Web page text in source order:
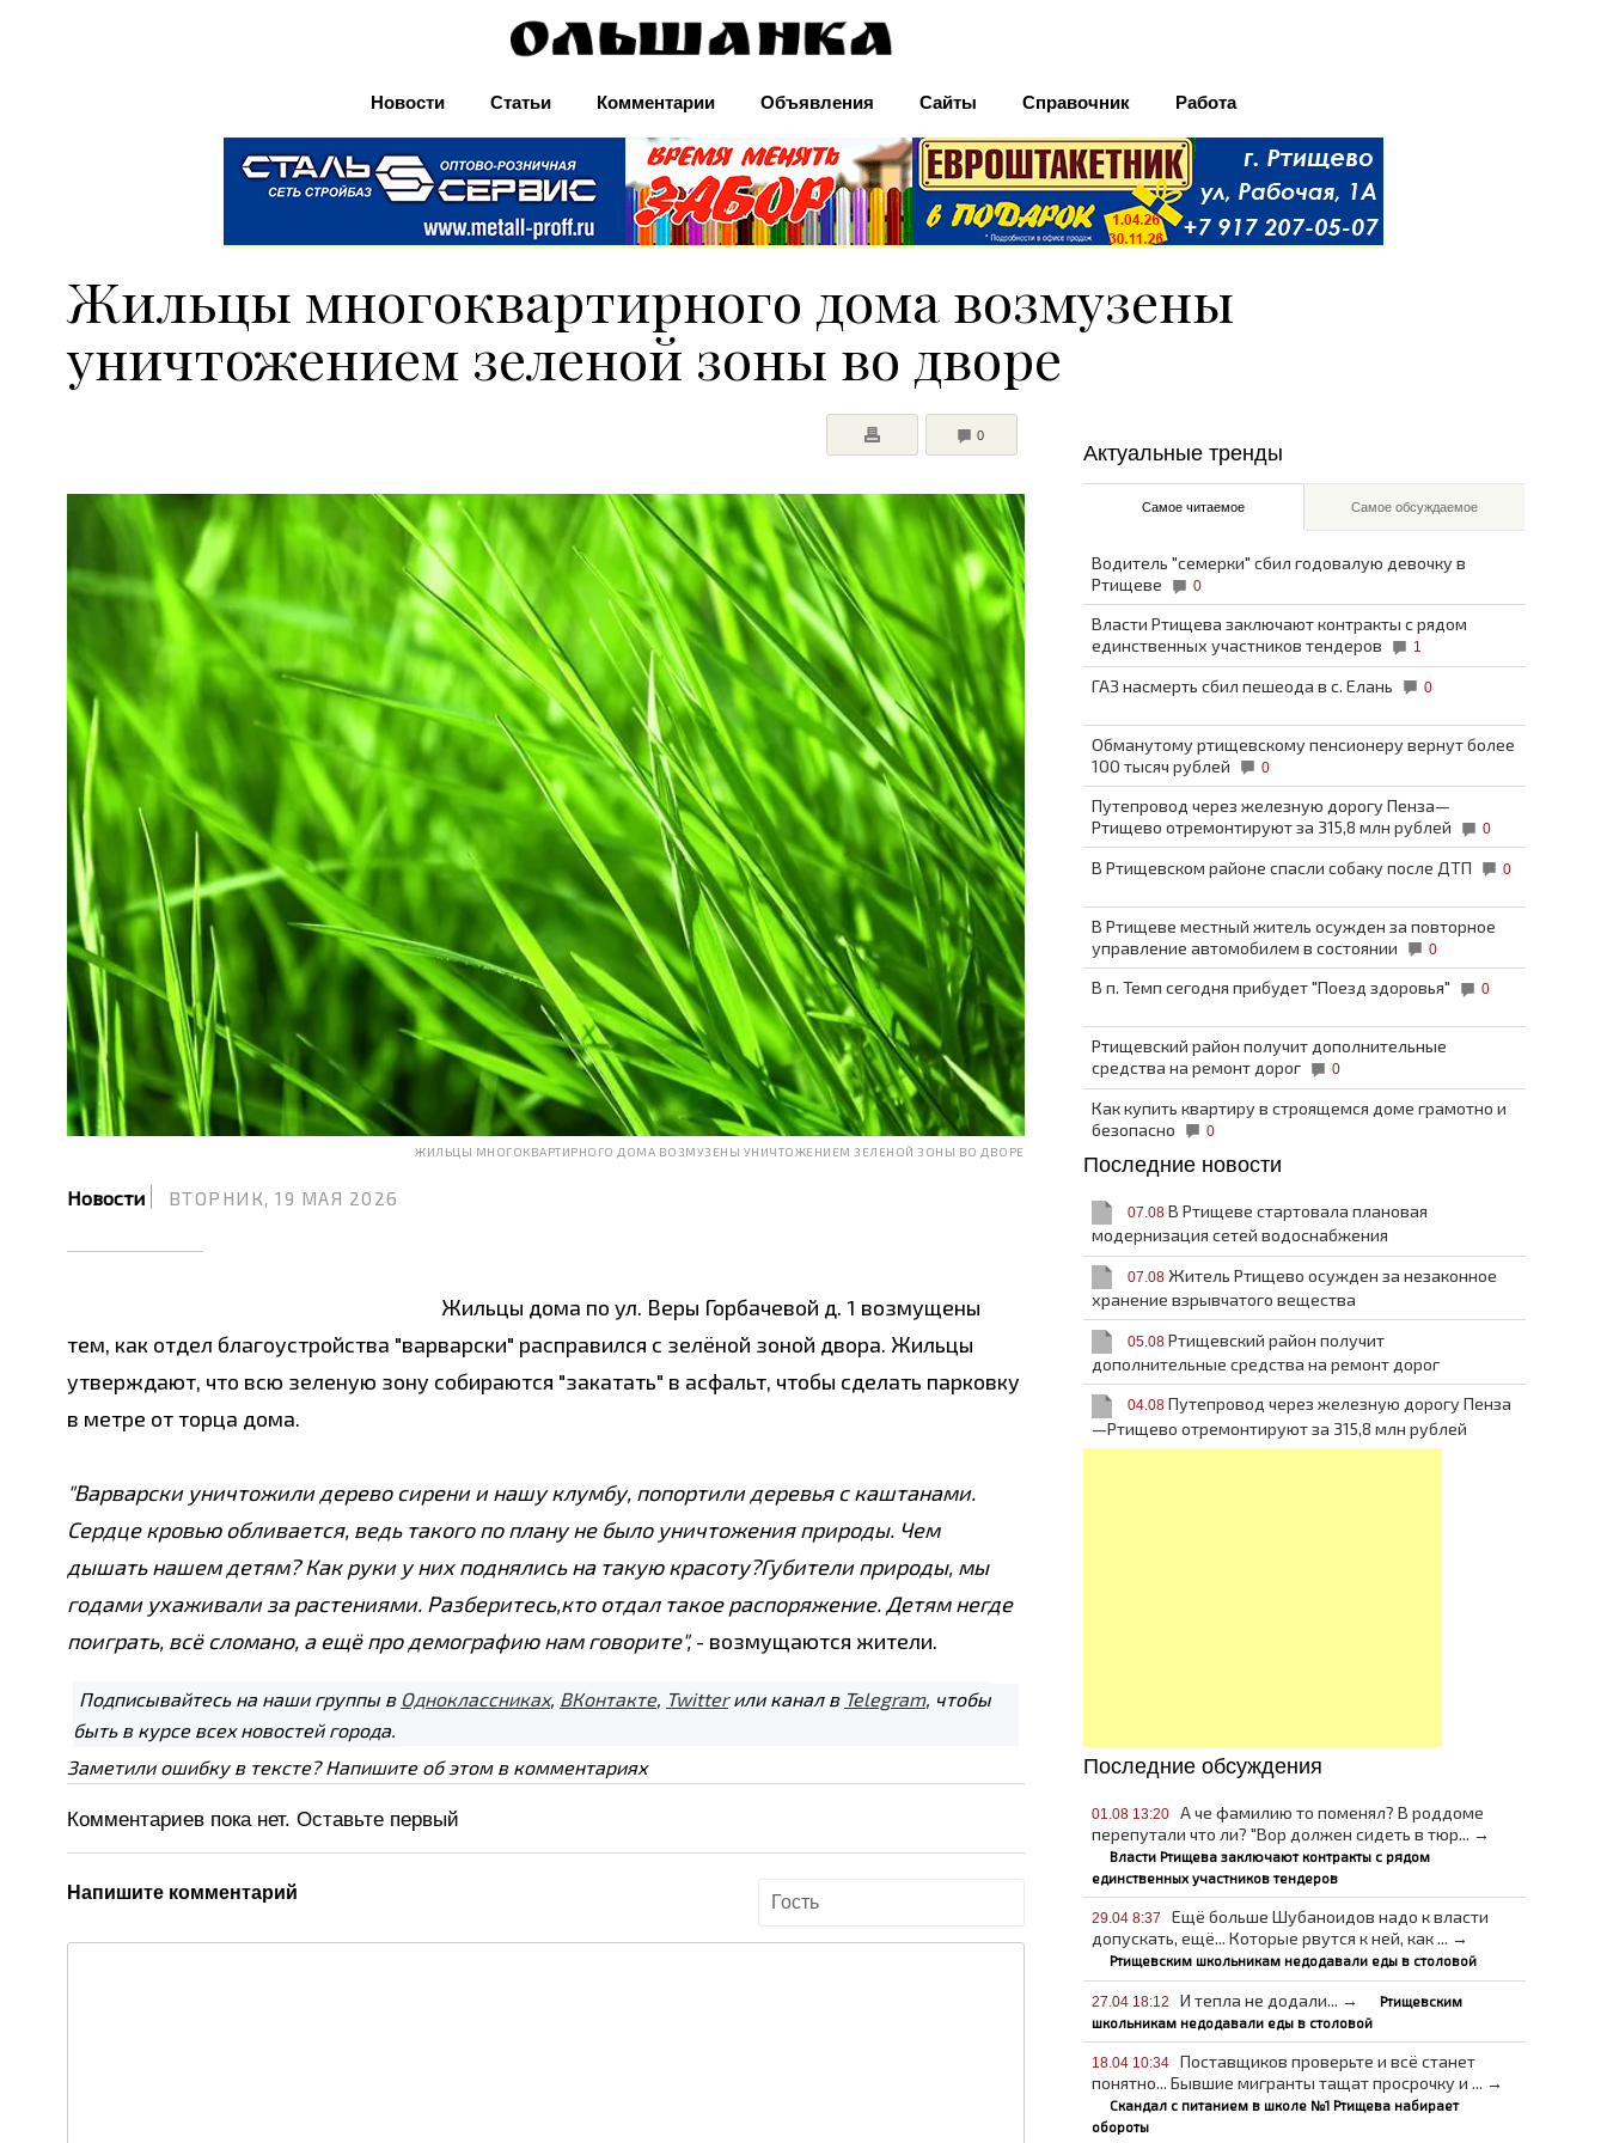
Новости Статьи Комментарии Объявления Сайты Справочник Работа
Жильцы многоквартирного дома возмузены
уничтожением зеленой зоны во дворе
0COMMENTS
ЖИЛЬЦЫ МНОГОКВАРТИРНОГО ДОМА ВОЗМУЗЕНЫ УНИЧТОЖЕНИЕМ ЗЕЛЕНОЙ ЗОНЫ ВО ДВОРЕ
Новости ВТОРНИК, 19 МАЯ 2026
Жильцы дома по ул. Веры Горбачевой д. 1 возмущены
тем, как отдел благоустройства "варварски" расправился с зелёной зоной двора. Жильцы
утверждают, что всю зеленую зону собираются "закатать" в асфальт, чтобы сделать парковку
в метре от торца дома.
"Варварски уничтожили дерево сирени и нашу клумбу, попортили деревья с каштанами.
Сердце кровью обливается, ведь такого по плану не было уничтожения природы. Чем
дышать нашем детям? Как руки у них поднялись на такую красоту?Губители природы, мы
годами ухаживали за растениями. Разберитесь,кто отдал такое распоряжение. Детям негде
поиграть, всё сломано, а ещё про демографию нам говорите", - возмущаются жители.
Подписывайтесь на наши группы в Одноклассниках, ВКонтакте, Twitterили канал в Telegram, чтобы
быть в курсе всех новостей города.
Заметили ошибку в тексте? Напишите об этом в комментариях
Комментариев пока нет. Оставьте первый
Напишите комментарий
Актуальные тренды
Самое читаемое Самое обсуждаемое
Водитель "семерки" сбил годовалую девочку в
Ртищеве
0
Власти Ртищева заключают контракты с рядом
единственных участников тендеров
1
ГАЗ насмерть сбил пешеода в с. Елань 0
Обманутому ртищевскому пенсионеру вернут более
100 тысяч рублей
0
Путепровод через железную дорогу Пенза—
Ртищево отремонтируют за 315,8 млн рублей
0
В Ртищевском районе спасли собаку после ДТП 0
В Ртищеве местный житель осужден за повторное
управление автомобилем в состоянии
0
В п. Темп сегодня прибудет "Поезд здоровья" 0
Ртищевский район получит дополнительные
средства на ремонт дорог
0
Как купить квартиру в строящемся доме грамотно и
безопасно
0
Последние новости
07.08В Ртищеве стартовала плановая
модернизация сетей водоснабжения
07.08Житель Ртищево осужден за незаконное
хранение взрывчатого вещества
05.08Ртищевский район получит
дополнительные средства на ремонт дорог
04.08Путепровод через железную дорогу Пенза
—Ртищево отремонтируют за 315,8 млн рублей
Последние обсуждения
01.08 13:20
А че фамилию то поменял? В роддоме
перепутали что ли? "Вор должен сидеть в тюр... →
Власти Ртищева заключают контракты с рядом
единственных участников тендеров
29.04 8:37
Ещё больше Шубаноидов надо к власти
допускать, ещё... Которые рвутся к ней, как ... →
Ртищевским школьникам недодавали еды в столовой
27.04 18:12 И тепла не додали... →
Ртищевским
школьникам недодавали еды в столовой
18.04 10:34
Поставщиков проверьте и всё станет
понятно... Бывшие мигранты тащат просрочку и ... →
Скандал с питанием в школе №1 Ртищева набирает
обороты